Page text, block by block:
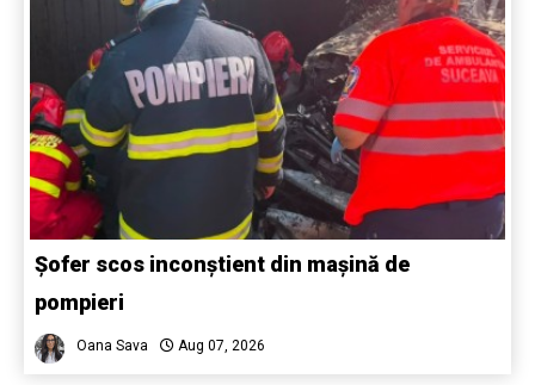
Șofer scos inconștient din mașină de
pompieri
Oana Sava Aug 07, 2026